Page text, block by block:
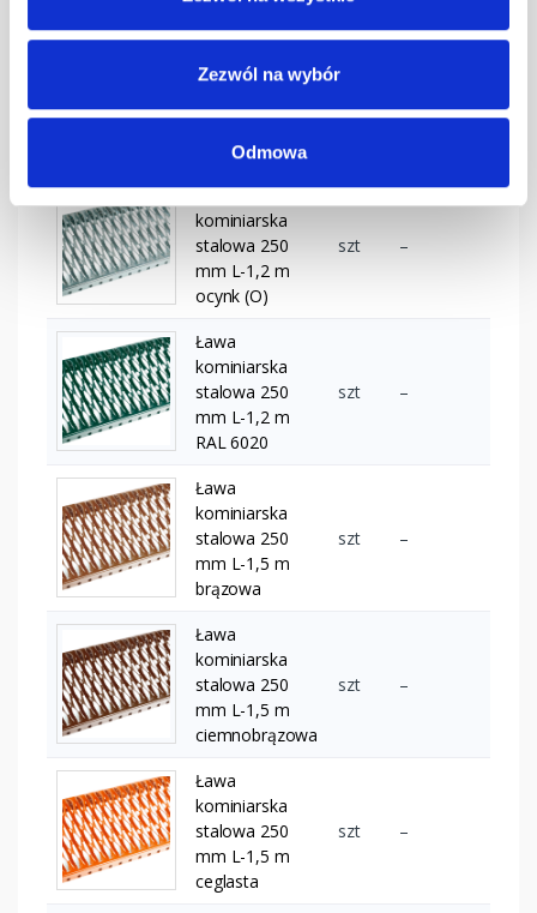
Zezwól na wybór
Odmowa
Ława
kominiarska
mm L-1,2 m
kasztanowa
Ława
kominiarska
stalowa 250
mm L-1,2 m
ocynk (O)
szt –
Ława
kominiarska
stalowa 250
mm L-1,2 m
RAL 6020
szt –
Ława
kominiarska
stalowa 250
mm L-1,5 m
brązowa
szt –
Ława
kominiarska
stalowa 250
mm L-1,5 m
ciemnobrązowa
szt –
Ława
kominiarska
stalowa 250
mm L-1,5 m
ceglasta
szt –